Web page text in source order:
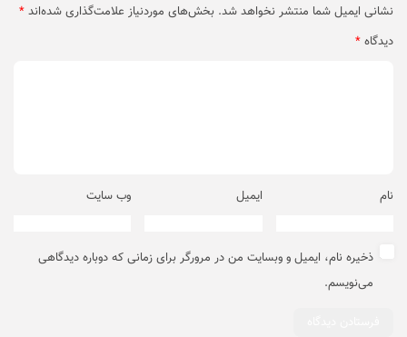
نشانی ایمیل شما منتشر نخواهد شد. بخش‌های موردنیاز علامت‌گذاری شده‌اند *
دیدگاه *
نام ایمیل وب‌ سایت
ذخیره نام، ایمیل و وبسایت من در مرورگر برای زمانی که دوباره دیدگاهی
می‌نویسم.